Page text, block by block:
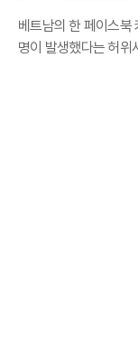
베트남의 한 페이스
명이 발생했다는 허